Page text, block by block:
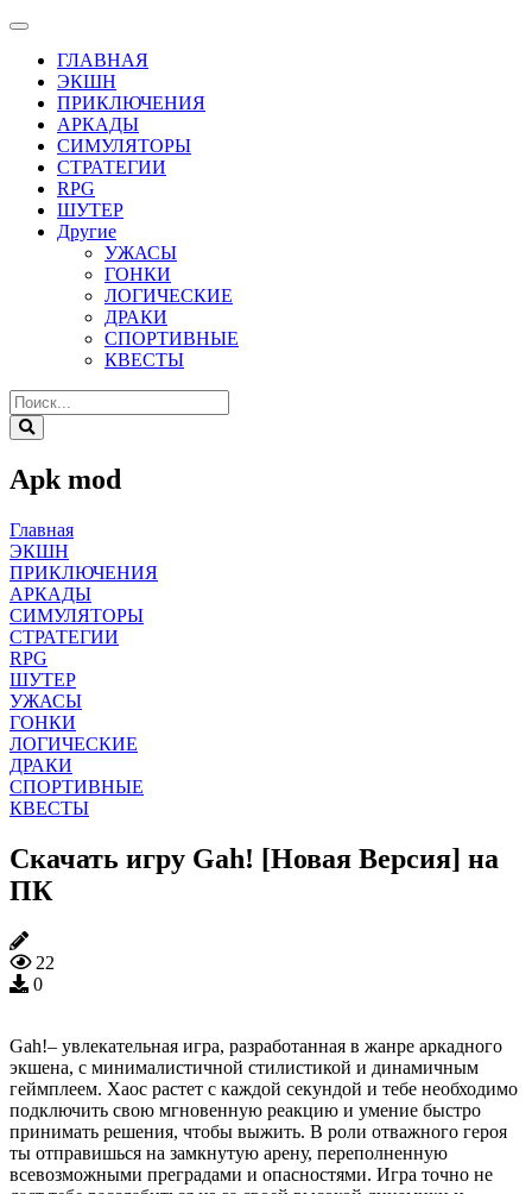
ГЛАВНАЯ
ЭКШН
ПРИКЛЮЧЕНИЯ
АРКАДЫ
СИМУЛЯТОРЫ
СТРАТЕГИИ
RPG
ШУТЕР
Другие
УЖАСЫ
ГОНКИ
ЛОГИЧЕСКИЕ
ДРАКИ
СПОРТИВНЫЕ
КВЕСТЫ
Apk mod
Главная
ЭКШН
ПРИКЛЮЧЕНИЯ
АРКАДЫ
СИМУЛЯТОРЫ
СТРАТЕГИИ
RPG
ШУТЕР
УЖАСЫ
ГОНКИ
ЛОГИЧЕСКИЕ
ДРАКИ
СПОРТИВНЫЕ
КВЕСТЫ
Скачать игру Gah! [Новая Версия] на
ПК
22
0
Gah!– увлекательная игра, разработанная в жанре аркадного
экшена, с минималистичной стилистикой и динамичным
геймплеем. Хаос растет с каждой секундой и тебе необходимо
подключить свою мгновенную реакцию и умение быстро
принимать решения, чтобы выжить. В роли отважного героя
ты отправишься на замкнутую арену, переполненную
всевозможными преградами и опасностями. Игра точно не